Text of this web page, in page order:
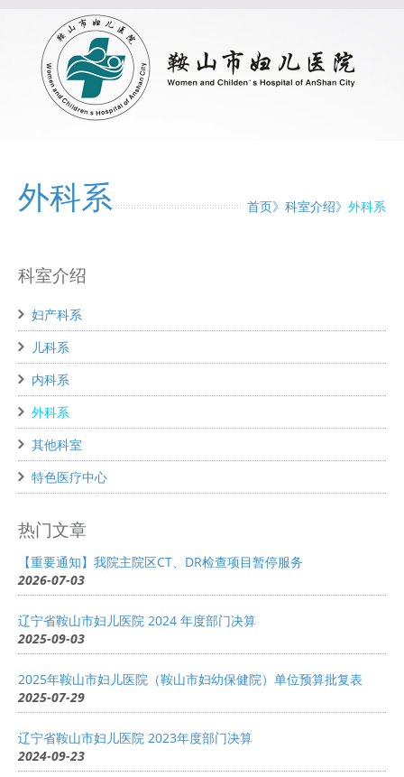
外科系 首页 科室介绍 外科系
科室介绍
妇产科系
儿科系
内科系
外科系
其他科室
特色医疗中心
热门文章
【重要通知】我院主院区CT、DR检查项目暂停服务
2026-07-03
辽宁省鞍山市妇儿医院 2024 年度部门决算
2025-09-03
2025年鞍山市妇儿医院（鞍山市妇幼保健院）单位预算批复表
2025-07-29
辽宁省鞍山市妇儿医院 2023年度部门决算
2024-09-23